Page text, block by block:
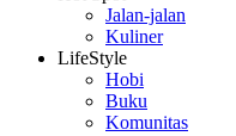
Jalan-jalan
Kuliner
LifeStyle
Hobi
Buku
Komunitas